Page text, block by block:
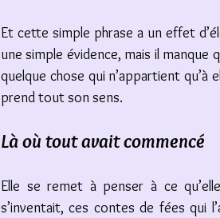
Et cette simple phrase a un effet
une simple évidence, mais il
quelque chose qui n’appartient
prend tout son sens.
Là où tout avait commencé
Elle se remet à penser à ce
s’inventait, ces contes de fées qui